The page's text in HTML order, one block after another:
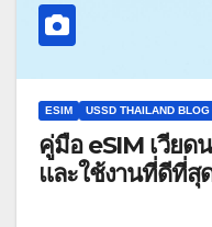
ESIM USSD THAILAND BLOG
คู่มือ eSIM เวียด
และใช้งานที่ดีที่สุ